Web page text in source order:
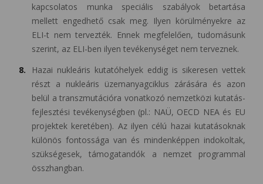
kapcsolatos munka speciális szabályok betartása
mellett engedhető csak meg. Ilyen körülményekre az
ELI-t nem tervezték. Ennek megfelelően, tudomásunk
szerint, az ELI-ben ilyen tevékenységet nem terveznek.
Hazai nukleáris kutatóhelyek eddig is sikeresen vettek
részt a nukleáris üzemanyagciklus zárására és azon
belül a transzmutációra vonatkozó nemzetközi kutatás-
fejlesztési tevékenységben (pl.: NAÜ, OECD NEA és EU
projektek keretében). Az ilyen célú hazai kutatásoknak
különös fontossága van és mindenképpen indokoltak,
szükségesek, támogatandók a nemzet programmal
összhangban.